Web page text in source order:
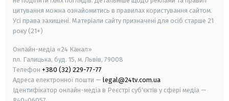
цитування можна ознайомитись в правилах користування сайтом.
Усі права захищені. Матеріали сайту призначені для осіб старше 21
року (21+)
Онлайн-медіа «24 Канал»
пл. Галицька, буд. 15, м. Львів, 79008
Телефон +380 (32) 229-77-77
Адреса електронної пошти — legal@24tv.com.ua
Ідентифікатор онлайн-медіа в Реєстрі суб'єктів у сфері медіа —